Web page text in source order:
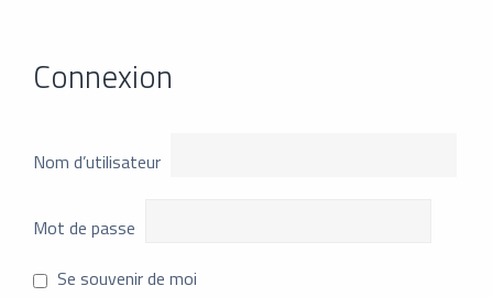
Connexion
Nom d’utilisateur
Mot de passe
Se souvenir de moi